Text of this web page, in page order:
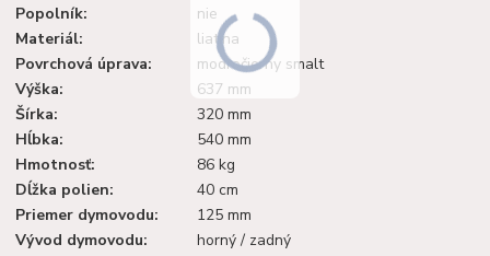
Popolník:
nie
Materiál:
liatina
Povrchová úprava:
modročierny smalt
Výška:
637 mm
Šírka:
320 mm
Hĺbka:
540 mm
Hmotnosť:
86 kg
Dĺžka polien:
40 cm
Priemer dymovodu:
125 mm
Vývod dymovodu:
horný / zadný